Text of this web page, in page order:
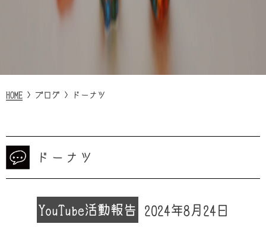
HOME > ブログ > ドーナツ
ドーナツ
YouTube活動報告 2024年8月24日